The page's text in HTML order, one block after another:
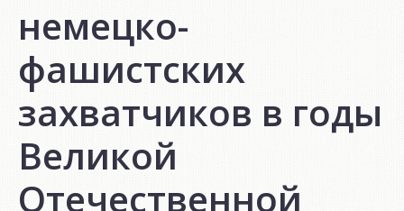
немецко-
фашистских
захватчиков в годы
Великой
Отечественной